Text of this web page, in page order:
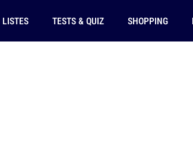
LISTES TESTS & QUIZ SHOPPING